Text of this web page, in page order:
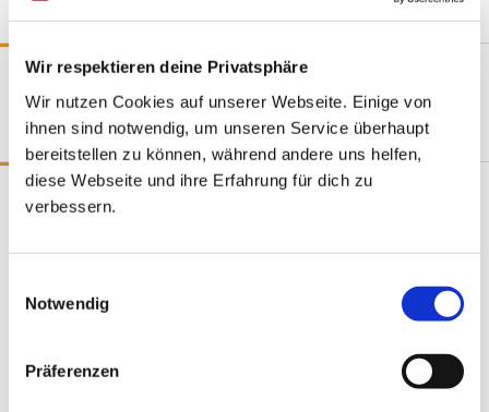
Wir respektieren deine Privatsphäre
Wir nutzen Cookies auf unserer Webseite. Einige von
ihnen sind notwendig, um unseren Service überhaupt
bereitstellen zu können, während andere uns helfen,
diese Webseite und ihre Erfahrung für dich zu
verbessern.
Notwendig
Präferenzen
Dates aus Baden-Württemberg
Dating Baden-Württemberg
Finde ein Date in deiner Stadt
Dates aus Cottbus
Dates aus Dresden